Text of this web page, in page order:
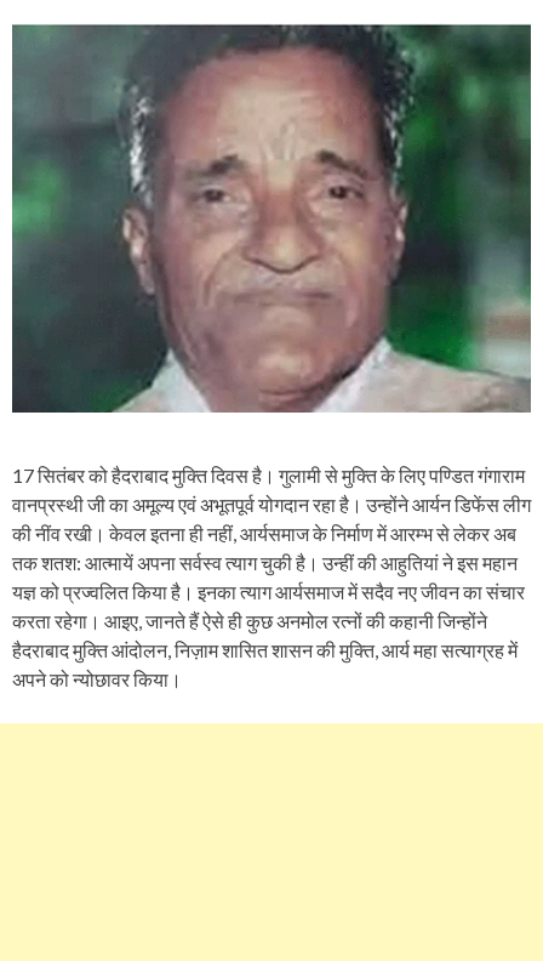
17 सितंबर को हैदराबाद मुक्ति दिवस है। गुलामी से मुक्ति के लिए पण्डित गंगाराम
वानप्रस्थी जी का अमूल्य एवं अभूतपूर्व योगदान रहा है। उन्होंने आर्यन डिफेंस लीग
की नींव रखी। केवल इतना ही नहीं, आर्यसमाज के निर्माण में आरम्भ से लेकर अब
तक शतश: आत्मायें अपना सर्वस्व त्याग चुकी है। उन्हीं की आहुतियां ने इस महान
यज्ञ को प्रज्वलित किया है। इनका त्याग आर्यसमाज में सदैव नए जीवन का संचार
करता रहेगा। आइए, जानते हैं ऐसे ही कुछ अनमोल रत्नों की कहानी जिन्होंने
हैदराबाद मुक्ति आंदोलन, निज़ाम शासित शासन की मुक्ति, आर्य महा सत्याग्रह में
अपने को न्योछावर किया।